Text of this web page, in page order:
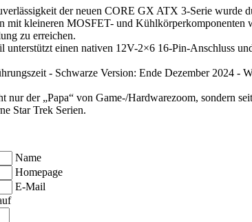
der neuen CORE GX ATX 3-Serie wurde
mit kleineren MOSFET- und Kühlkörperkomponenten
zu erreichen.
einen nativen 12V-2×6 16-Pin-Anschluss
- Schwarze Version: Ende Dezember 2024 -
nur der „Papa“ von Game-/Hardwarezoom, sondern
Star Trek Serien.
Name
Homepage
E-Mail